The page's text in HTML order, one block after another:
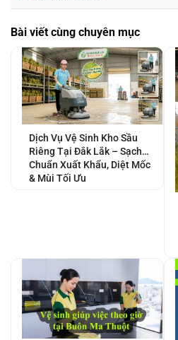
Bài viết cùng chuyên mục
Dịch Vụ Vệ Sinh Kho Sầu
Riêng Tại Đắk Lắk – Sạch
Chuẩn Xuất Khẩu, Diệt Mốc
& Mùi Tối Ưu